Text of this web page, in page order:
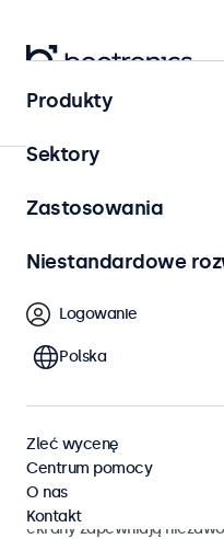
Strona główna
Ekrany do kontroli
Monitory i ekrany
pracy i płynnej integracji
ekrany zapewniają
Produkty
Sektory
Zastosowania
Niestandardowe
Logowanie
Polska
Zleć wycenę
Centrum pomocy
O nas
Kontakt